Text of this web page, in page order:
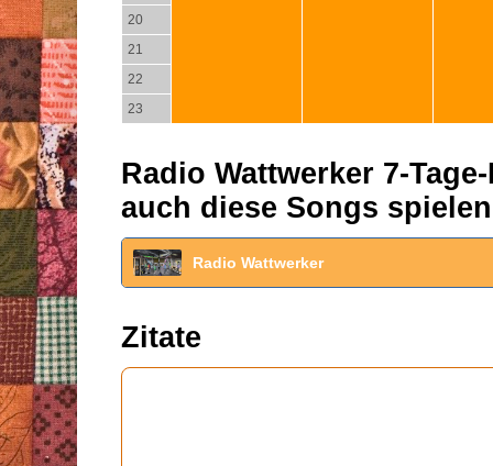
20
21
22
23
Radio Wattwerker 7-
auch diese Songs spielen
Radio Wattwerker
Zitate